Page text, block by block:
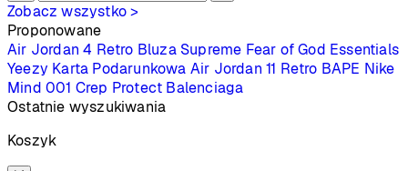
Zobacz wszystko >
Proponowane
Air Jordan 4 Retro Bluza Supreme Fear of God Essentials
Yeezy Karta Podarunkowa Air Jordan 11 Retro BAPE Nike
Mind 001 Crep Protect Balenciaga
Ostatnie wyszukiwania
Koszyk